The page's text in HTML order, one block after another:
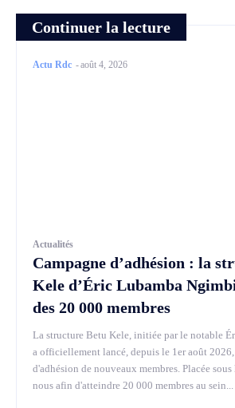
Continuer la lecture
Actu Rdc -août 4, 2026
Actualités
Campagne d’adhésion : la
Kele d’Éric Lubamba
des 20 000 membres
La structure Betu Kele, initiée par le notable
a officiellement lancé, depuis le 1er août 2026,
d'adhésion de nouveaux membres. Placée
nous afin d'atteindre 20 000 membres au sein...